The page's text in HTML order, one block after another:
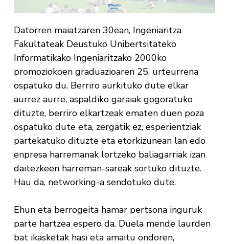
Datorren maiatzaren 30ean, Ingeniaritza
Fakultateak Deustuko Unibertsitateko
Informatikako Ingeniaritzako 2000ko
promoziokoen graduazioaren 25. urteurrena
ospatuko du. Berriro aurkituko dute elkar
aurrez aurre, aspaldiko garaiak gogoratuko
dituzte, berriro elkartzeak ematen duen poza
ospatuko dute eta, zergatik ez, esperientziak
partekatuko dituzte eta etorkizunean lan edo
enpresa harremanak lortzeko baliagarriak izan
daitezkeen harreman-sareak sortuko dituzte.
Hau da, networking-a sendotuko dute.
Ehun eta berrogeita hamar pertsona inguruk
parte hartzea espero da. Duela mende laurden
bat ikasketak hasi eta amaitu ondoren,